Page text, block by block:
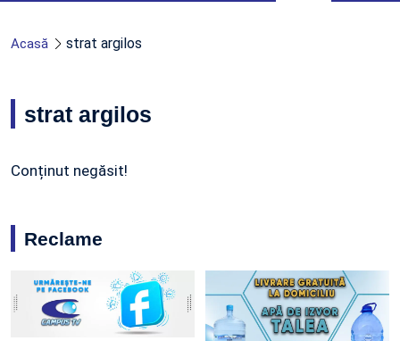
Acasă strat argilos
strat argilos
Conținut negăsit!
Reclame